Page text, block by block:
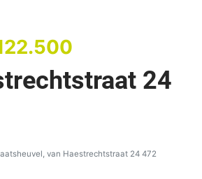
24
van Haestrechtstraat 24 472